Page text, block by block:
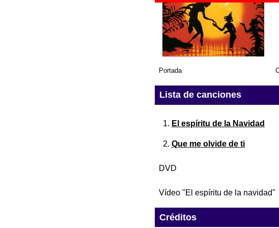
Portada
Lista de canciones
El espíritu de la Navidad
Que me olvide de ti
DVD
Vídeo "El espíritu de la navidad"
Créditos